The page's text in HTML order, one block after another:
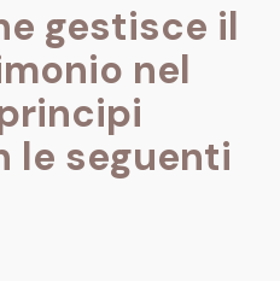
gestisce il
nel
le seguenti